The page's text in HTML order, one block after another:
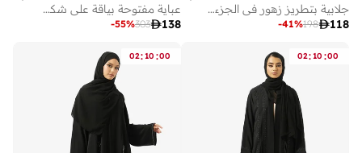
جلابية بتطريز زهور في الجزء الأمامي
118
198
-41%
عباية مفتوحة بياقة على شكل حرف مزينة
138
303
-55%
02:10 :00
02:10 :00